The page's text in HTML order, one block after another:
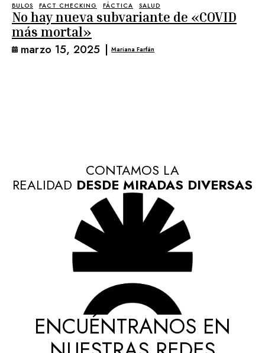
BULOS FACT CHECKING FÁCTICA SALUD
No hay nueva subvariante de «COVID
más mortal»
marzo 15, 2025 | Mariana Farfán
CONTAMOS LA
REALIDAD DESDE MIRADAS DIVERSAS
ENCUÉNTRANOS EN